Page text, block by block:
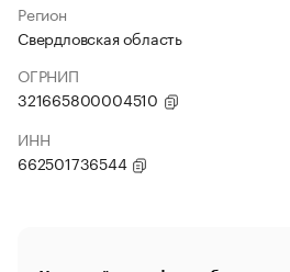
Регион
Свердловская область
ОГРНИП
321665800004510
ИНН
662501736544